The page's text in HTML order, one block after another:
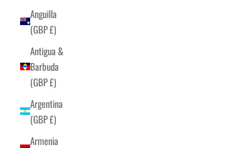
Anguilla
(GBP £)
Antigua &
Barbuda
(GBP £)
Argentina
(GBP £)
Armenia